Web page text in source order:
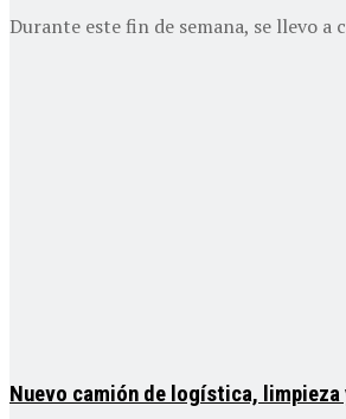
Durante este fin de semana, se llevo
Nuevo camión de logística,